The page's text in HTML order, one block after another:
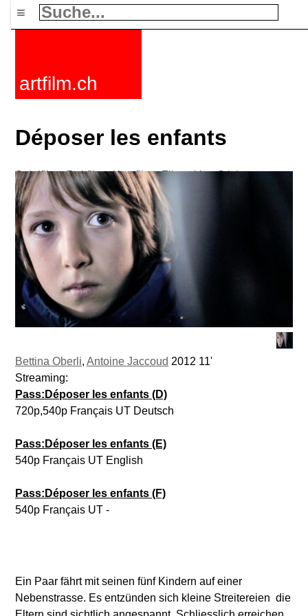
≡
artfilm.ch
Déposer les enfants
Bettina Oberli, Antoine Jaccoud 2012 11'
Streaming:
Pass:Déposer les enfants (D)
720p,540p Français UT Deutsch
Pass:Déposer les enfants (E)
540p Français UT English
Pass:Déposer les enfants (F)
540p Français UT -
Ein Paar fährt mit seinen fünf Kindern auf einer
Nebenstrasse. Es entzünden sich kleine Streitereien  die
Spielfilme Dokfilme Kurzfilme Filmzyklen Stichworte
Nachrichten F-Rated FAQ Kontakt
AGB KaufenAktivierenAbo
216.73.216.175